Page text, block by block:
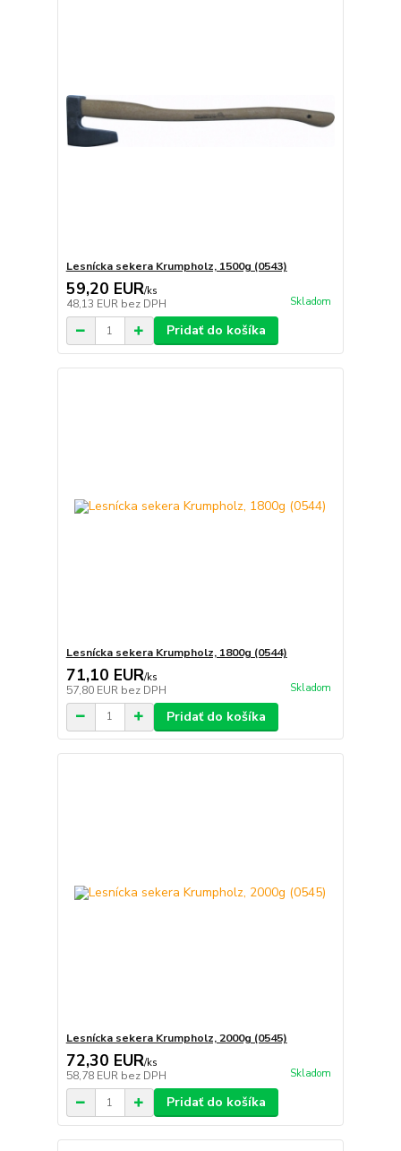
Lesnícka sekera Krumpholz, 1500g (0543)
59,20 EUR/ks
48,13 EUR bez DPH Skladom
Pridať do košíka
Lesnícka sekera Krumpholz, 1800g (0544)
71,10 EUR/ks
57,80 EUR bez DPH Skladom
Pridať do košíka
Lesnícka sekera Krumpholz, 2000g (0545)
72,30 EUR/ks
58,78 EUR bez DPH Skladom
Pridať do košíka